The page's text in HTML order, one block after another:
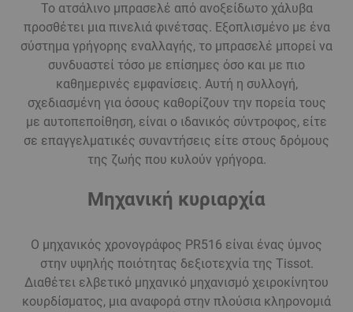
Το ατσάλινο μπρασελέ από ανοξείδωτο χάλυβα
προσθέτει μια πινελιά φινέτσας. Εξοπλισμένο με ένα
σύστημα γρήγορης εναλλαγής, το μπρασελέ μπορεί να
συνδυαστεί τόσο με επίσημες όσο και με πιο
καθημερινές εμφανίσεις. Αυτή η συλλογή,
σχεδιασμένη για όσους καθορίζουν την πορεία τους
με αυτοπεποίθηση, είναι ο ιδανικός σύντροφος, είτε
σε επαγγελματικές συναντήσεις είτε στους δρόμους
της ζωής που κυλούν γρήγορα.
Μηχανική κυριαρχία
Ο μηχανικός χρονογράφος PR516 είναι ένας ύμνος
στην υψηλής ποιότητας δεξιοτεχνία της Tissot.
Διαθέτει ελβετικό μηχανικό μηχανισμό χειροκίνητου
κουρδίσματος, μια αναφορά στην πλούσια κληρονομιά